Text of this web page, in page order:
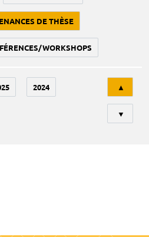
DE THÈSE
WORKSHOPS
2024 ▲
▼